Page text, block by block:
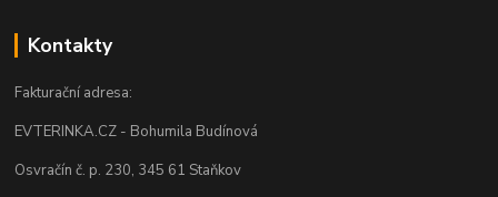
Kontakty
Fakturační adresa:
EVTERINKA.CZ - Bohumila Budínová
Osvračín č. p. 230, 345 61 Staňkov